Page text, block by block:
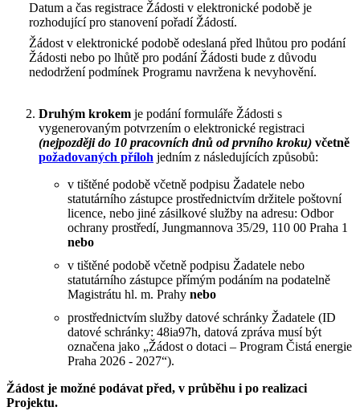
Datum a čas registrace Žádosti v elektronické podobě je
rozhodující pro stanovení pořadí Žádostí.
Žádost v elektronické podobě odeslaná před lhůtou pro podání
Žádosti nebo po lhůtě pro podání Žádosti bude z důvodu
nedodržení podmínek Programu navržena k nevyhovění.
Druhým krokem je podání formuláře Žádosti s
vygenerovaným potvrzením o elektronické registraci
(nejpozději do 10 pracovních dnů od prvního kroku) včetně
požadovaných příloh jedním z následujících způsobů:
v tištěné podobě včetně podpisu Žadatele nebo
statutárního zástupce prostřednictvím držitele poštovní
licence, nebo jiné zásilkové služby na adresu: Odbor
ochrany prostředí, Jungmannova 35/29, 110 00 Praha 1
nebo
v tištěné podobě včetně podpisu Žadatele nebo
statutárního zástupce přímým podáním na podatelně
Magistrátu hl. m. Prahy nebo
prostřednictvím služby datové schránky Žadatele (ID
datové schránky: 48ia97h, datová zpráva musí být
označena jako „Žádost o dotaci – Program Čistá energie
Praha 2026 - 2027“).
Žádost je možné podávat před, v průběhu i po realizaci
Projektu.